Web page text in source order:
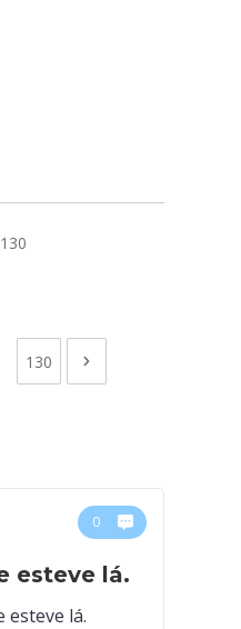
130
130
0
esteve lá.
esteve lá.